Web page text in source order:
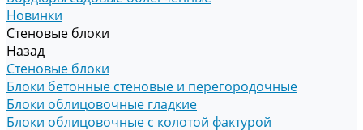
Новинки
Стеновые блоки
Назад
Стеновые блоки
Блоки бетонные стеновые и перегородочные
Блоки облицовочные гладкие
Блоки облицовочные с колотой фактурой